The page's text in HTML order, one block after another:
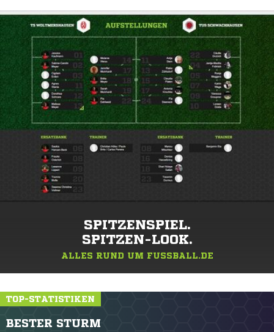
SPITZENSPIEL.
SPITZEN-LOOK.
ALLES RUND UM FUSSBALL.DE
TOP-STATISTIKEN
BESTER STURM